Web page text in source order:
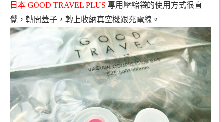
日本 GOOD TRAVEL PLUS 專用壓縮袋的使用方式很直
覺，轉開蓋子，轉上收納真空機跟充電線。